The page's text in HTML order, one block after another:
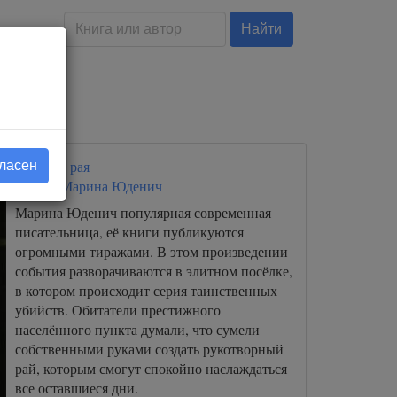
Найти
Исчадие рая
Автор:
Марина Юденич
Марина Юденич популярная современная
писательница, её книги публикуются
огромными тиражами. В этом произведении
события разворачиваются в элитном посёлке,
в котором происходит серия таинственных
убийств. Обитатели престижного
населённого пункта думали, что сумели
собственными руками создать рукотворный
рай, которым смогут спокойно наслаждаться
все оставшиеся дни.